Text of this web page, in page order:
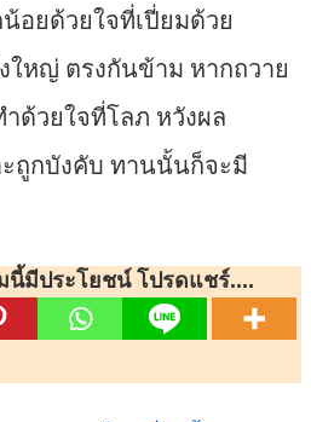
อยด้วยใจที่เปี่ยมด้วย
หญ่ ตรงกันข้าม หากถวาย
ด้วยใจที่โลภ หวังผล
ถูกบังคับ ทานนั้นก็จะมี
นี้มีประโยชน์ โปรดแชร์....